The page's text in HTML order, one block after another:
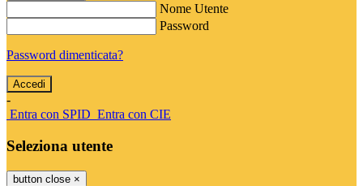
Nome Utente
Password
Password dimenticata?
-
Entra con SPID Entra con CIE
Seleziona utente
button close ×